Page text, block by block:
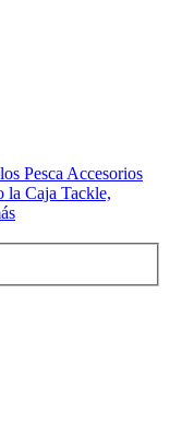
Pesca Accesorios
la Caja Tackle,